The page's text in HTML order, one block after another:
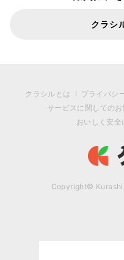
クラシ
クラシルとは プライバシ
サービスに関しての
おいしく安
Copyright©